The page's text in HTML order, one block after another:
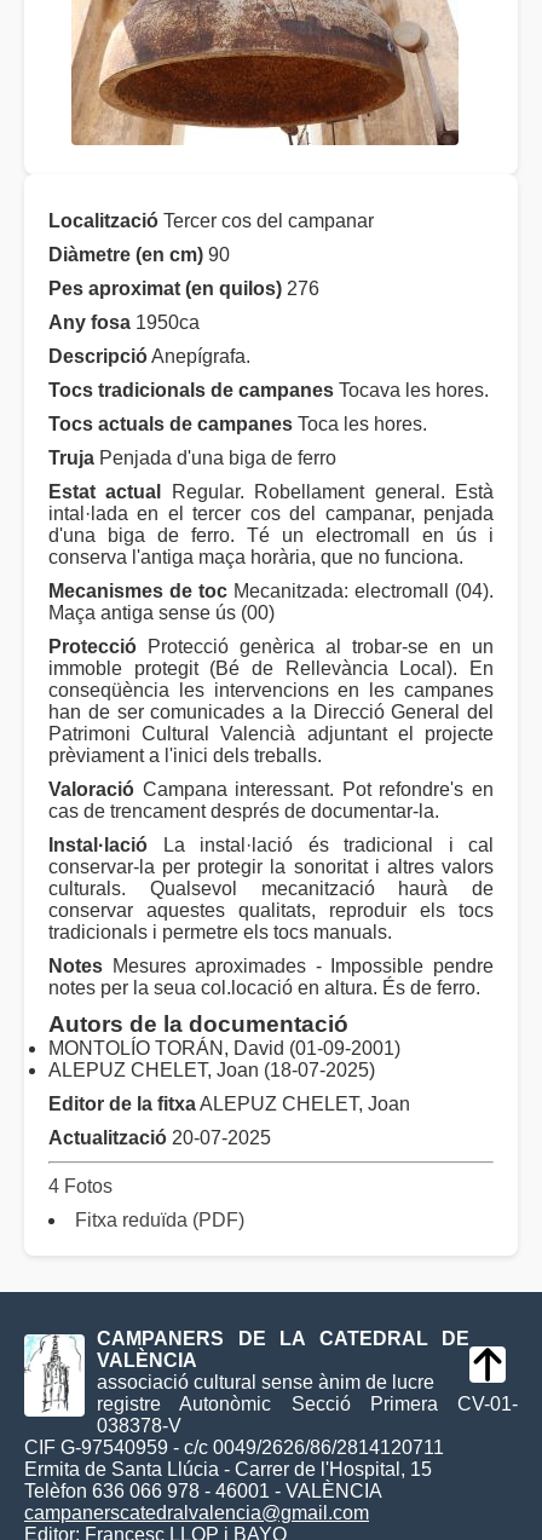
Localització Tercer cos del campanar
Diàmetre (en cm) 90
Pes aproximat (en quilos) 276
Any fosa 1950ca
DescripcióAnepígrafa.
Tocs tradicionals de campanes Tocava les hores.
Tocs actuals de campanes Toca les hores.
Truja Penjada d'una biga de ferro
Estat actual
Regular. Robellament general. Està
intal·lada en el tercer cos del campanar, penjada
d'una biga de ferro. Té un electromall en ús i
conserva l'antiga maça horària, que no funciona.
Mecanismes de toc Mecanitzada: electromall (04).
Maça antiga sense ús (00)
Protecció Protecció genèrica al trobar-se en un
immoble protegit (Bé de Rellevància Local). En
conseqüència les intervencions en les campanes
han de ser comunicades a la Direcció General del
Patrimoni Cultural Valencià adjuntant el projecte
prèviament a l'inici dels treballs.
Valoració Campana interessant. Pot refondre's en
cas de trencament després de documentar-la.
Instal·lació La instal·lació és tradicional i cal
conservar-la per protegir la sonoritat i altres valors
culturals. Qualsevol mecanització haurà de
conservar aquestes qualitats, reproduir els tocs
tradicionals i permetre els tocs manuals.
Notes Mesures aproximades - Impossible pendre
notes per la seua col.locació en altura. És de ferro.
Autors de la documentació
MONTOLÍO TORÁN, David (01-09-2001)
ALEPUZ CHELET, Joan (18-07-2025)
Editor de la fitxaALEPUZ CHELET, Joan
Actualització 20-07-2025
4 Fotos
Fitxa reduïda (PDF)
CAMPANERS DE LA CATEDRAL DE
VALÈNCIA
associació cultural sense ànim de lucre
registre Autonòmic Secció Primera CV-01-
038378-V
CIF G-97540959 - c/c 0049/2626/86/2814120711
Ermita de Santa Llúcia - Carrer de l'Hospital, 15
Telèfon 636 066 978 - 46001 - VALÈNCIA
campanerscatedralvalencia@gmail.com
Editor: Francesc LLOP i BAYO